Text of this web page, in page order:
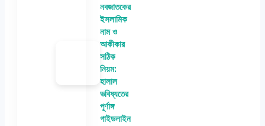
নবজাতকের
ইসলামিক
নাম ও
আকীকার
সঠিক
নিয়ম:
হালাল
ভবিষ্যতের
পূর্ণাঙ্গ
গাইডলাইন